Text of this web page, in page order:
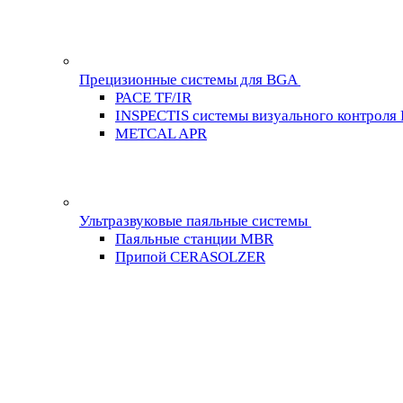
Прецизионные системы для BGA
PACE TF/IR
INSPECTIS системы визуального контроля
METCAL APR
Ультразвуковые паяльные системы
Паяльные станции MBR
Припой CERASOLZER